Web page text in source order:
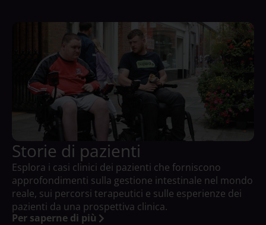
Storie di pazienti
Esplora i casi clinici dei pazienti che forniscono
approfondimenti sulla gestione intestinale nel mondo
reale, sui percorsi terapeutici e sulle esperienze dei
pazienti da una prospettiva clinica.
Per saperne di più